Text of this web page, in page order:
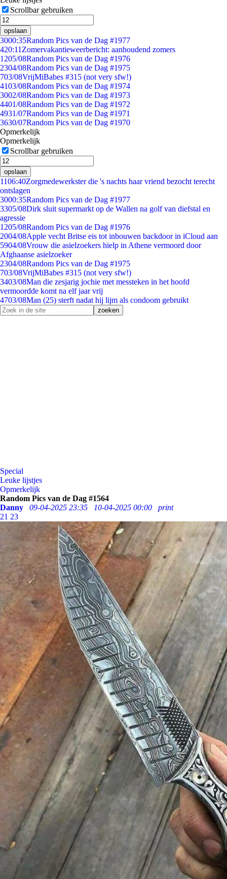
Scrollbar gebruiken
opslaan
3000:35Random Pics van de Dag #1977
420:11 Zomervakantieweerbericht: aanhoudend zomers
1205/08Random Pics van de Dag #1976
2304/08Random Pics van de Dag #1975
703/08VrijMiBabes #315 (not very sfw!)
4103/08Random Pics van de Dag #1974
3002/08Random Pics van de Dag #1973
4401/08Random Pics van de Dag #1972
4931/07Random Pics van de Dag #1971
3630/07Random Pics van de Dag #1970
Opmerkelijk
Opmerkelijk
Scrollbar gebruiken
opslaan
1106:40Zorgmedewerkster die 's nachts haar vriend bezocht terecht
ontslagen
3000:35Random Pics van de Dag #1977
3305/08Dirk sluit supermarkt op de Wallen na golf van diefstal en
agressie
1205/08Random Pics van de Dag #1976
2004/08Apple vecht Britse eis tot inbouwen backdoor in iCloud aan
5904/08Vrouw die asielzoekers hielp in Athene vermoord door
Afghaanse asielzoeker
2304/08Random Pics van de Dag #1975
703/08VrijMiBabes #315 (not very sfw!)
3403/08Man die zesjarig jochie met messteken in het hoofd
vermoordde komt na elf jaar vrij
4703/08Man (25) sterft nadat hij lijm als condoom gebruikt
Special
Leuke lijstjes
Opmerkelijk
Random Pics van de Dag #1564
Danny
09-04-2025 23:35 10-04-2025 00:00
print
21 23